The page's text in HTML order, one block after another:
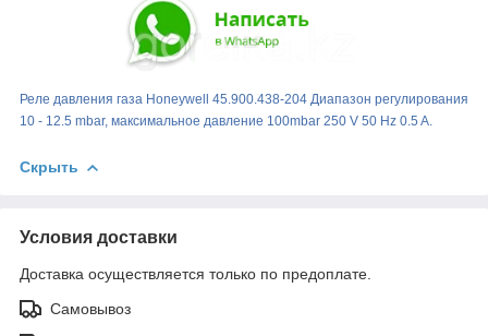
Реле давления газа Honeywell 45.900.438-204 Диапазон регулирования
10 - 12.5 mbar, максимальное давление 100mbar 250 V 50 Hz 0.5 A.
Скрыть
Условия доставки
Доставка осуществляется только по предоплате.
Самовывоз